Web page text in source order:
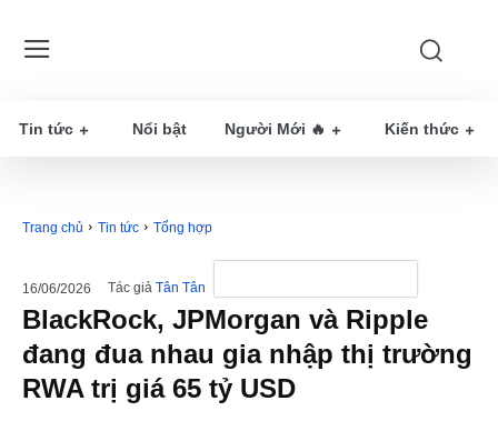
Tin tức Nổi bật Người Mới 🔥 Kiến thức
Trang chủ Tin tức Tổng hợp
16/06/2026 Tác giả Tân Tân
BlackRock, JPMorgan và Ripple
đang đua nhau gia nhập thị trường
RWA trị giá 65 tỷ USD